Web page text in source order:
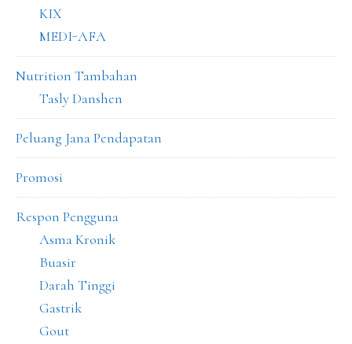
KIX
MEDI-AFA
Nutrition Tambahan
Tasly Danshen
Peluang Jana Pendapatan
Promosi
Respon Pengguna
Asma Kronik
Buasir
Darah Tinggi
Gastrik
Gout